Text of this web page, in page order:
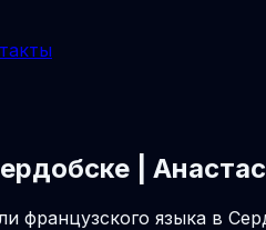
|
французского языка в